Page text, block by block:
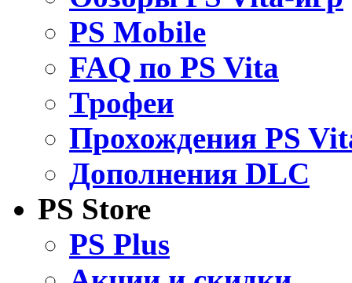
PS Mobile
FAQ по PS Vita
Трофеи
Прохождения PS
Дополнения DLC
PS Store
PS Plus